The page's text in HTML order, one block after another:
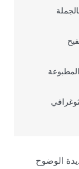
الوضوح